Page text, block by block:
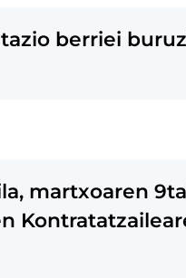
berriei
martxoaren